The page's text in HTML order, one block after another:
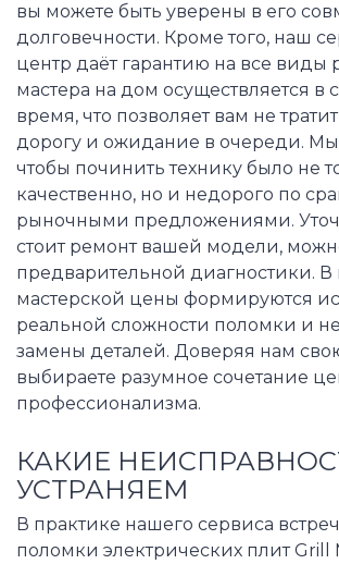
вы можете быть уверены в его
долговечности. Кроме того, наш
центр даёт гарантию на все виды
мастера на дом осуществляется в
время, что позволяет вам не
дорогу и ожидание в очереди. Мы
чтобы починить технику было не
качественно, но и недорого по
рыночными предложениями.
стоит ремонт вашей модели,
предварительной диагностики.
мастерской цены формируются
реальной сложности поломки и
замены деталей. Доверяя нам
выбираете разумное сочетание
профессионализма.
КАКИЕ
УСТРАНЯЕМ
В практике нашего сервиса
поломки электрических плит Grill